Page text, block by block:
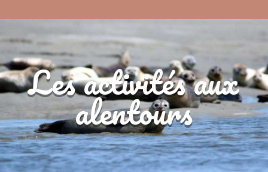
Les activités aux
alentours